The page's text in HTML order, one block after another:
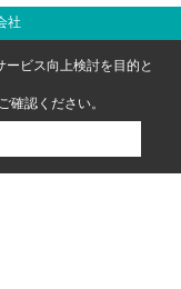
社
ビス向上検討を目的と
確認ください。